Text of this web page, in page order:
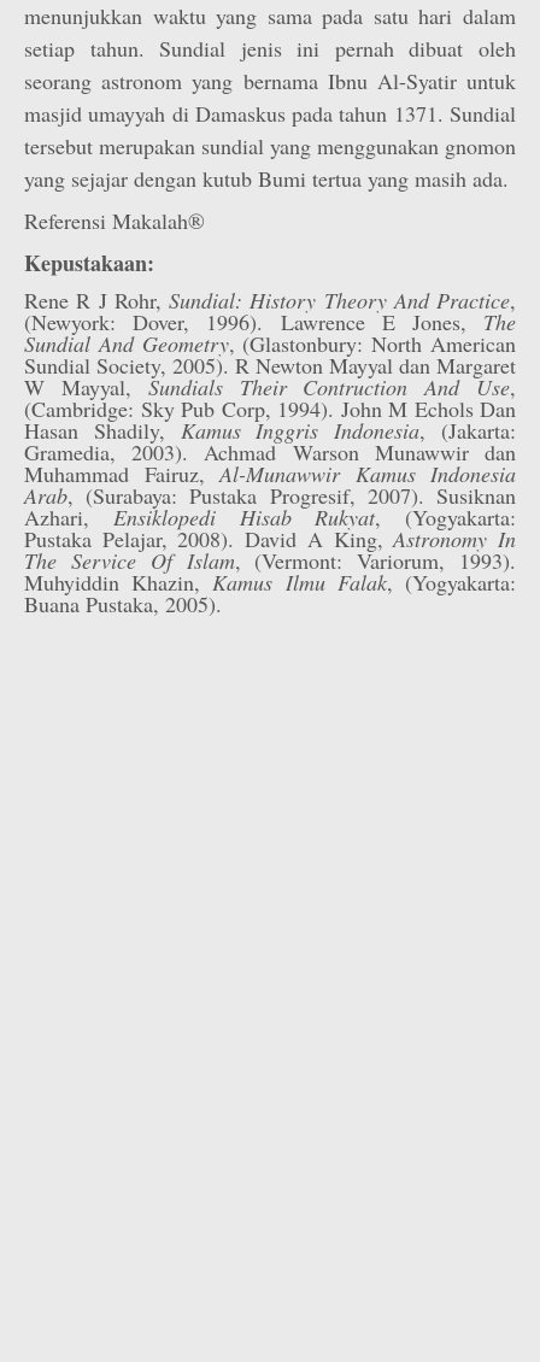
menunjukkan waktu yang sama pada satu hari dalam
setiap tahun. Sundial jenis ini pernah dibuat oleh
seorang astronom yang bernama Ibnu Al-Syatir untuk
masjid umayyah di Damaskus pada tahun 1371. Sundial
tersebut merupakan sundial yang menggunakan gnomon
yang sejajar dengan kutub Bumi tertua yang masih ada.
Referensi Makalah®
Kepustakaan:
Rene R J Rohr, Sundial: History Theory And Practice,
(Newyork: Dover, 1996). Lawrence E Jones, The
Sundial And Geometry, (Glastonbury: North American
Sundial Society, 2005). R Newton Mayyal dan Margaret
W Mayyal, Sundials Their Contruction And Use,
(Cambridge: Sky Pub Corp, 1994). John M Echols Dan
Hasan Shadily, Kamus Inggris Indonesia, (Jakarta:
Gramedia, 2003). Achmad Warson Munawwir dan
Muhammad Fairuz,Al-Munawwir Kamus Indonesia
Arab, (Surabaya: Pustaka Progresif, 2007). Susiknan
Azhari, Ensiklopedi Hisab Rukyat, (Yogyakarta:
Pustaka Pelajar, 2008). David A King,Astronomy In
The Service Of Islam, (Vermont: Variorum, 1993).
Muhyiddin Khazin,Kamus Ilmu Falak, (Yogyakarta:
Buana Pustaka, 2005).